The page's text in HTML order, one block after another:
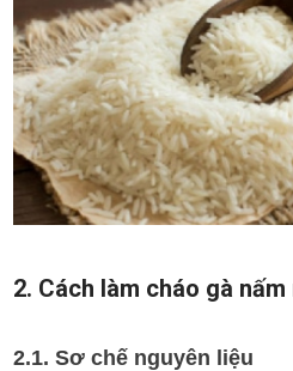
2. Cách làm cháo gà nấm
2.1. Sơ chế nguyên liệu